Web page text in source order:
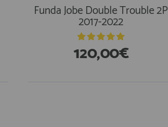
Funda Jobe Double Trouble 2P
2017-2022
120,00€